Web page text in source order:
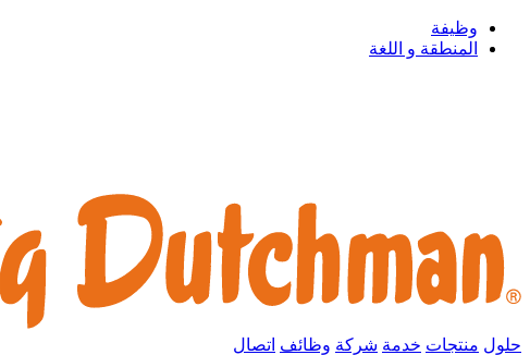
وظيفة
المنطقة و اللغة
حلول منتجات خدمة شركة وظائف اتصال